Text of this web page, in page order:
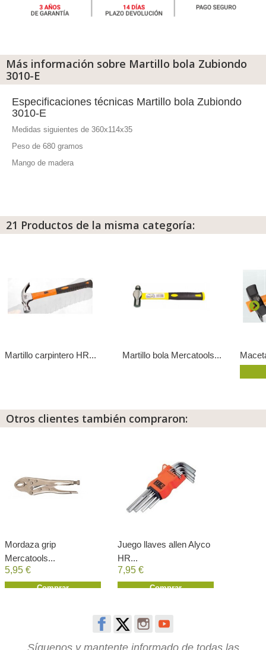
Más información sobre Martillo bola Zubiondo
3010-E
Especificaciones técnicas Martillo bola Zubiondo
3010-E
Medidas siguientes de 360x114x35
Peso de 680 gramos
Mango de madera
21 Productos de la misma categoría:
Martillo carpintero HR... Martillo bola Mercatools...
Otros clientes también compraron:
Mordaza grip
Mercatools...
5,95 €
Comprar
Juego llaves allen Alyco
HR...
7,95 €
Comprar
Síguenos y mantente informado de todas las